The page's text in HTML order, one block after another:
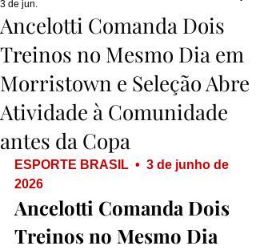
Ancelotti Comanda Dois
Treinos no Mesmo Dia em
Morristown e Seleção Abre
Atividade à Comunidade
antes da Copa
3 de jun.
ESPORTE BRASIL  •  3 de junho de
2026
Ancelotti Comanda Dois
Treinos no Mesmo Dia